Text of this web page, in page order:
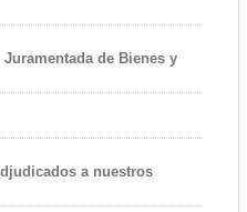
de Bienes y
a nuestros